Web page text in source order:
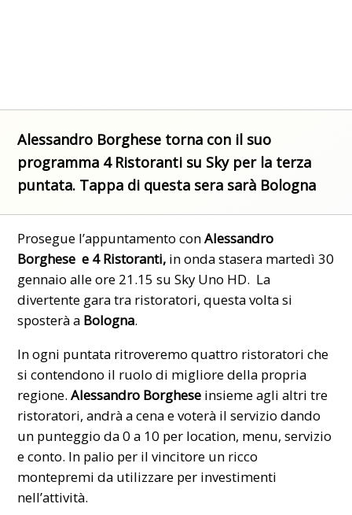
Alessandro Borghese torna con il suo
programma 4 Ristoranti su Sky per la terza
puntata. Tappa di questa sera sarà Bologna
Prosegue l’appuntamento conAlessandro
Borghese e 4 Ristoranti, in onda stasera martedì 30
gennaio alle ore 21.15 su Sky Uno HD. La
divertente gara tra ristoratori, questa volta si
sposterà a Bologna.
In ogni puntata ritroveremo quattro ristoratori che
si contendono il ruolo di migliore della propria
regione.Alessandro Borghese insieme agli altri tre
ristoratori, andrà a cena e voterà il servizio dando
un punteggio da 0 a 10 per location, menu, servizio
e conto. In palio per il vincitore un ricco
montepremi da utilizzare per investimenti
nell’attività.